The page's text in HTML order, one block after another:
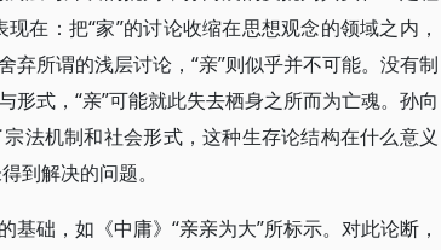
在：把“家”的讨论收缩在思想观念的领域之内，
弃所谓的浅层讨论，“亲”则似乎并不可能。没有制
形式，“亲”可能就此失去栖身之所而为亡魂。孙向
法机制和社会形式，这种生存论结构在什么意义
到解决的问题。
础，如《中庸》“亲亲为大”所标示。对此论断，